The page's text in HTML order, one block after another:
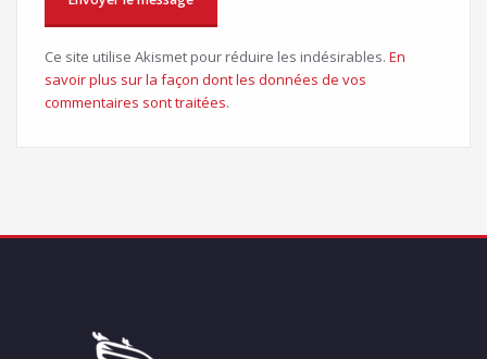
Ce site utilise Akismet pour réduire les indésirables. En
savoir plus sur la façon dont les données de vos
commentaires sont traitées.